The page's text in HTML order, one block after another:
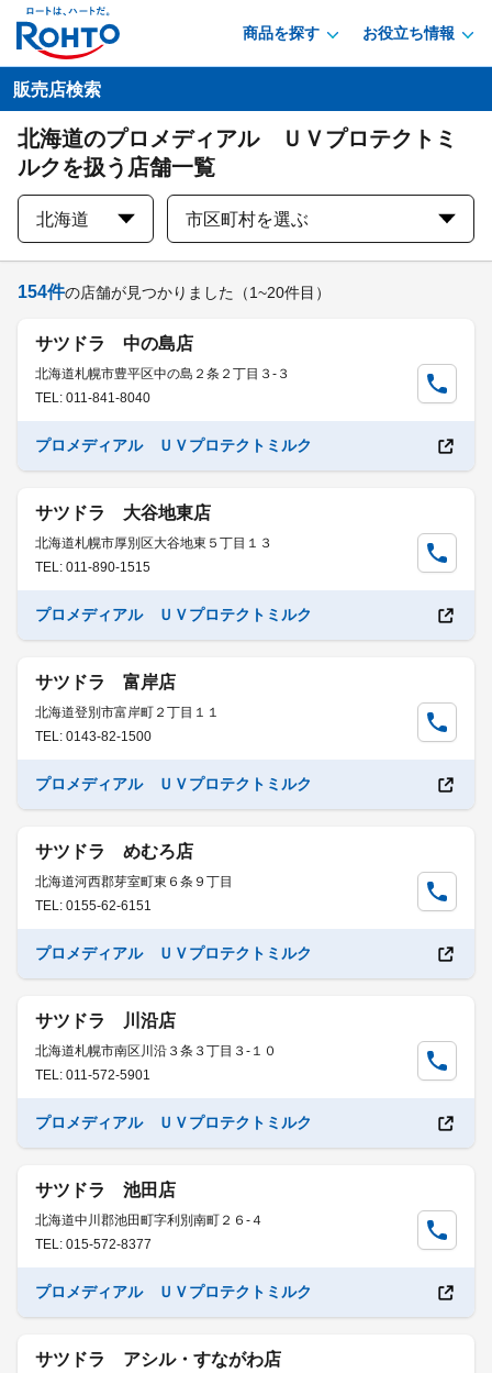
商品を探す お役立ち情報
販売店検索
北海道のプロメディアル ＵＶプロテクトミ
ルクを扱う店舗一覧
北海道 市区町村を選ぶ
154件の店舗が見つかりました （1~20件目）
サツドラ 中の島店
北海道札幌市豊平区中の島２条２丁目３-３
TEL: 011-841-8040
プロメディアル ＵＶプロテクトミルク
サツドラ 大谷地東店
北海道札幌市厚別区大谷地東５丁目１３
TEL: 011-890-1515
プロメディアル ＵＶプロテクトミルク
サツドラ 富岸店
北海道登別市富岸町２丁目１１
TEL: 0143-82-1500
プロメディアル ＵＶプロテクトミルク
サツドラ めむろ店
北海道河西郡芽室町東６条９丁目
TEL: 0155-62-6151
プロメディアル ＵＶプロテクトミルク
サツドラ 川沿店
北海道札幌市南区川沿３条３丁目３-１０
TEL: 011-572-5901
プロメディアル ＵＶプロテクトミルク
サツドラ 池田店
北海道中川郡池田町字利別南町２６-４
TEL: 015-572-8377
プロメディアル ＵＶプロテクトミルク
サツドラ アシル・すながわ店